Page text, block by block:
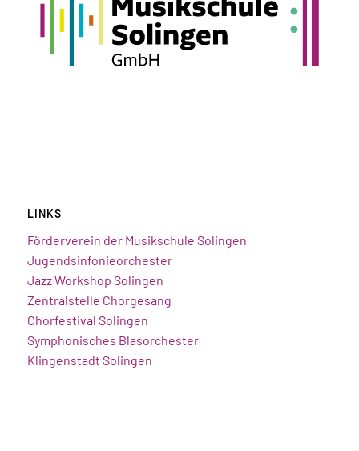
LINKS
Förderverein der Musikschule Solingen
Jugendsinfonieorchester
Jazz Workshop Solingen
Zentralstelle Chorgesang
Chorfestival Solingen
Symphonisches Blasorchester
Klingenstadt Solingen